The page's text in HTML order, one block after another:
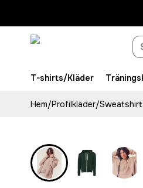
T-shirts/Kläder
Hem/Profilkläder/